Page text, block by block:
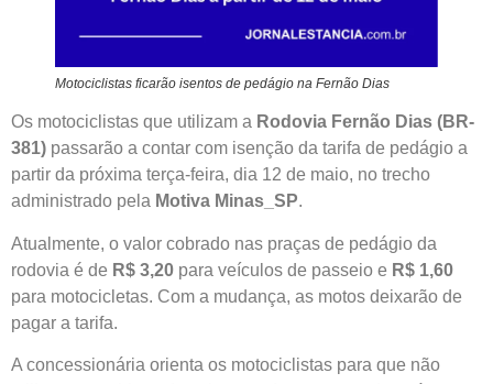
Motociclistas ficarão isentos de pedágio na Fernão Dias
Os motociclistas que utilizam a Rodovia Fernão Dias (BR-
381) passarão a contar com isenção da tarifa de pedágio a
partir da próxima terça-feira, dia 12 de maio, no trecho
administrado pela Motiva Minas_SP.
Atualmente, o valor cobrado nas praças de pedágio da
rodovia é de R$ 3,20 para veículos de passeio e R$ 1,60
para motocicletas. Com a mudança, as motos deixarão de
pagar a tarifa.
A concessionária orienta os motociclistas para que não